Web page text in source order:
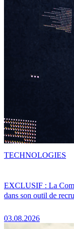
EXCLUSIF : La
dans son outil de
03.08.2026
TECHNOLOGIES